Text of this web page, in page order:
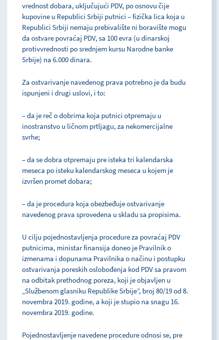
vrednost dobara, uključujući PDV, po osnovu čije
kupovine u Republici Srbiji putnici – fizička lica koja u
Republici Srbiji nemaju prebivalište ni boravište mogu
da ostvare povraćaj PDV, sa 100 evra (u dinarskoj
protivvrednosti po srednjem kursu Narodne banke
Srbije) na 6.000 dinara.
Za ostvarivanje navedenog prava potrebno je da budu
ispunjeni i drugi uslovi, i to:
– da je reč o dobrima koja putnici otpremaju u
inostranstvo u ličnom prtljagu, za nekomercijalne
svrhe;
– da se dobra otpremaju pre isteka tri kalendarska
meseca po isteku kalendarskog meseca u kojem je
izvršen promet dobara;
– da je procedura koja obezbeđuje ostvarivanje
navedenog prava sprovedena u skladu sa propisima.
U cilju pojednostavljenja procedure za povraćaj PDV
putnicima, ministar finansija doneo je Pravilnik o
izmenama i dopunama Pravilnika o načinu i postupku
ostvarivanja poreskih oslobođenja kod PDV sa pravom
na odbitak prethodnog poreza, koji je objavljen u
„Službenom glasniku Republike Srbije”, broj 80/19 od 8.
novembra 2019. godine, a koji je stupio na snagu 16.
novembra 2019. godine.
Pojednostavljenje navedene procedure odnosi se, pre